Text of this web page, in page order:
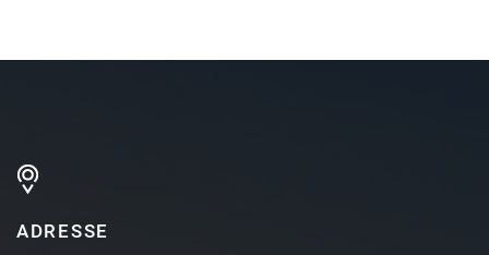
ADRESSE